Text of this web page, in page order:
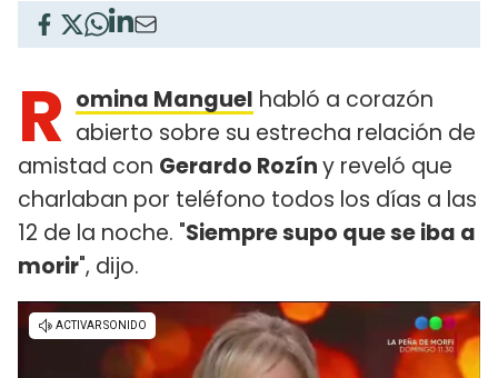
R omina Manguel habló a corazón
abierto sobre su estrecha relación de
amistad con Gerardo Rozíny reveló que
charlaban por teléfono todos los días a las
12 de la noche. "Siempre supo que se iba a
morir", dijo.